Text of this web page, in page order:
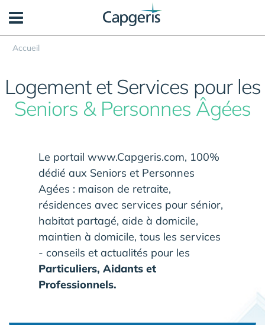
Accueil
Logement et Services pour les
Seniors & Personnes Âgées
Le portail www.Capgeris.com, 100%
dédié aux Seniors et Personnes
Agées : maison de retraite,
résidences avec services pour sénior,
habitat partagé, aide à domicile,
maintien à domicile, tous les services
- conseils et actualités pour les
Particuliers, Aidants et
Professionnels.